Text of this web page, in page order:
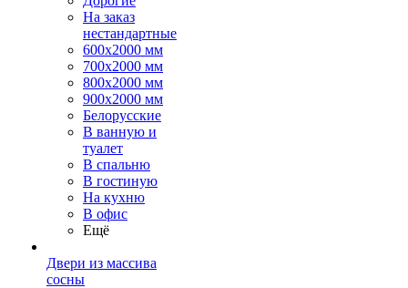
На заказ
нестандартные
600х2000 мм
700х2000 мм
800х2000 мм
900х2000 мм
Белорусские
В ванную и
туалет
В спальню
В гостиную
На кухню
В офис
Ещё
Двери из массива
сосны